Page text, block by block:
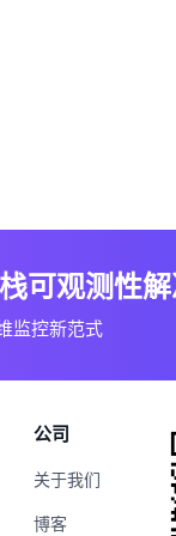
可观测性
监控新范式
公司
关于我们
博客